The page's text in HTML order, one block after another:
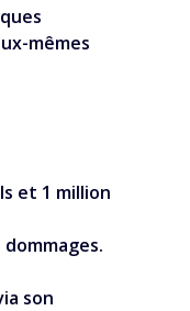
mêmes
et 1 million
son